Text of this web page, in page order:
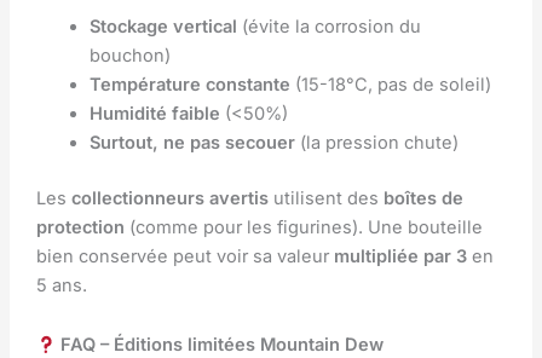
Stockage vertical (évite la corrosion du
bouchon)
Température constante (15-18°C, pas de soleil)
Humidité faible (<50%)
Surtout, ne pas secouer(la pression chute)
Les collectionneurs avertisutilisent des boîtes de
protection (comme pour les figurines). Une bouteille
bien conservée peut voir sa valeur multipliée par 3en
5 ans.
FAQ – Éditions limitées Mountain Dew